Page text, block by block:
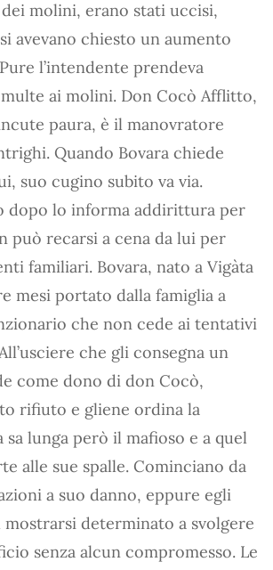
molini, erano stati uccisi,
avevano chiesto un aumento
l’intendente prendeva
ai molini. Don Cocò Afflitto,
paura, è il manovratore
Quando Bovara chiede
suo cugino subito va via.
dopo lo informa addirittura per
può recarsi a cena da lui per
familiari. Bovara, nato a Vigàta
mesi portato dalla famiglia a
che non cede ai tentativi
che gli consegna un
come dono di don Cocò,
rifiuto e gliene ordina la
lunga però il mafioso e a quel
alle sue spalle. Cominciano da
a suo danno, eppure egli
mostrarsi determinato a svolgere
senza alcun compromesso. Le